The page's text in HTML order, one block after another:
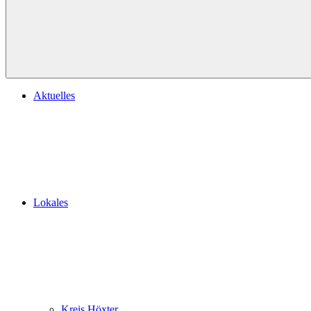
Aktuelles
Lokales